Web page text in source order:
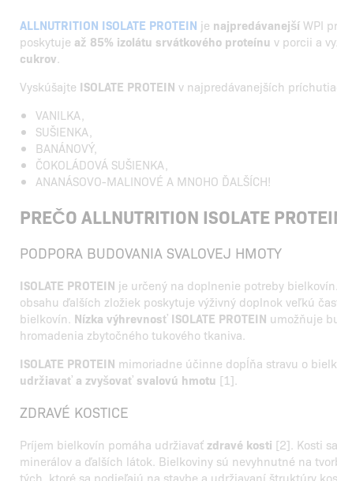
ALLNUTRITION ISOLATE PROTEIN je najpredávanejšíWPI
poskytuje až 85% izolátu srvátkového proteínu v porcii a
cukrov
Vyskúšajte ISOLATE PROTEIN v najpredávanejších
VANILKA,
SUŠIENKA,
BANÁNOVÝ,
ČOKOLÁDOVÁ SUŠIENKA,
ANANÁSOVO-MALINOVÉ A MNOHO ĎALŠÍCH!
PREČO ALLNUTRITION ISOLATE
PODPORA BUDOVANIA SVALOVEJ HMOTY
ISOLATE PROTEIN je určený na doplnenie potreby
obsahu ďalších zložiek poskytuje výživný doplnok veľkú
bielkovín. Nízka výhrevnosť ISOLATE PROTEIN umožňuje
hromadenia zbytočného tukového tkaniva.
ISOLATE PROTEIN mimoriadne účinne dopĺňa stravu o
udržiavať a zvyšovať svalovú hmotu [1].
ZDRAVÉ KOSTICE
Príjem bielkovín pomáha udržiavaťzdravé kosti [2]. Kosti
minerálov a ďalších látok. Bielkoviny sú nevyhnutné na